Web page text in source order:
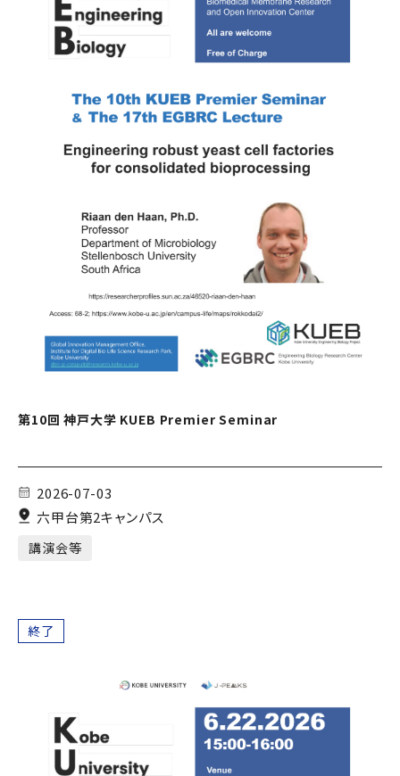
第10回 神戸大学 KUEB Premier Seminar
2026-07-03
六甲台第2キャンパス
講演会等
終了